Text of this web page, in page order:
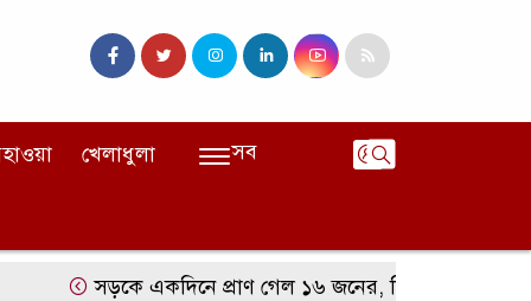
খেলাধুলা সব
সড়কে একদিনে প্রাণ গেল ১৬ জনের, সিলেটে বাস সংঘর্ষে